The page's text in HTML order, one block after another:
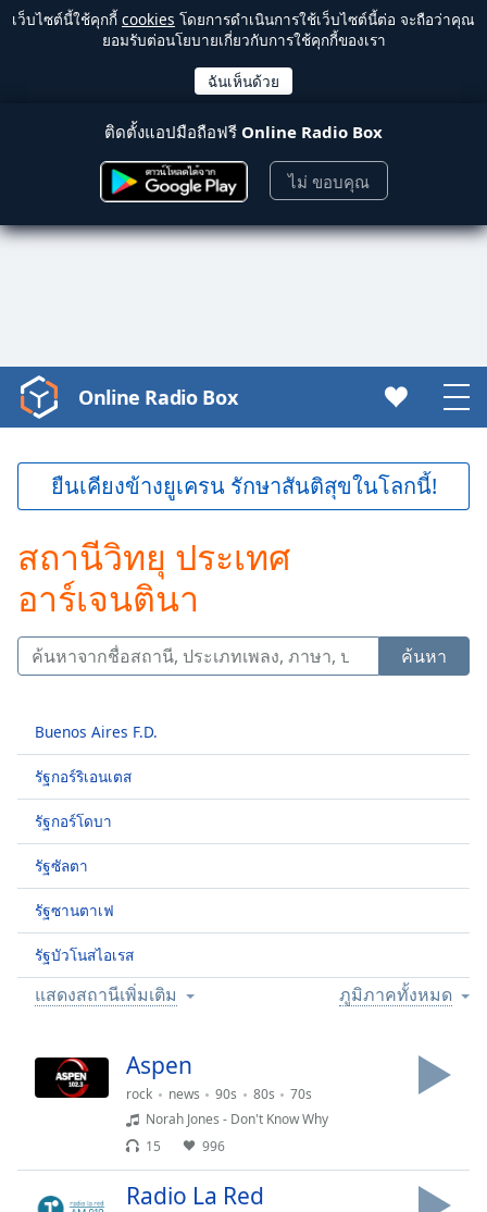
เว็บไซต์นี้ใช้คุกกี้ cookies โดยการดำเนินการใช้เว็บไซต์นี้ต่อ จะถือว่าคุณ
ยอมรับต่อนโยบายเกี่ยวกับการใช้คุกกี้ของเรา
ติดตั้งแอปมือถือฟรี Online Radio Box
ไม่ ขอบคุณ
Video
Player
loading.
Play
Skip
Backward
Skip
Mute
Current
Loaded:
0.00%
Stream
TypeLIVE
Seek to
live,
currently
behind
liveLIVE
Remaining
Time-
Playback
Rate
Chapters
Online Radio Box
ยืนเคียงข้างยูเครน รักษาสันติสุขในโลกนี้!
สถานีวิทยุ ประเทศ
อาร์เจนตินา
ค้นหา
Buenos Aires F.D.
รัฐกอร์ริเอนเตส
รัฐกอร์โดบา
รัฐซัลตา
รัฐซานตาเฟ
รัฐบัวโนสไอเรส
แสดงสถานีเพิ่มเติม ภูมิภาคทั้งหมด
Aspen
rock news 90s 80s
70s
Norah Jones - Don't Know Why
15
996
Radio La Red